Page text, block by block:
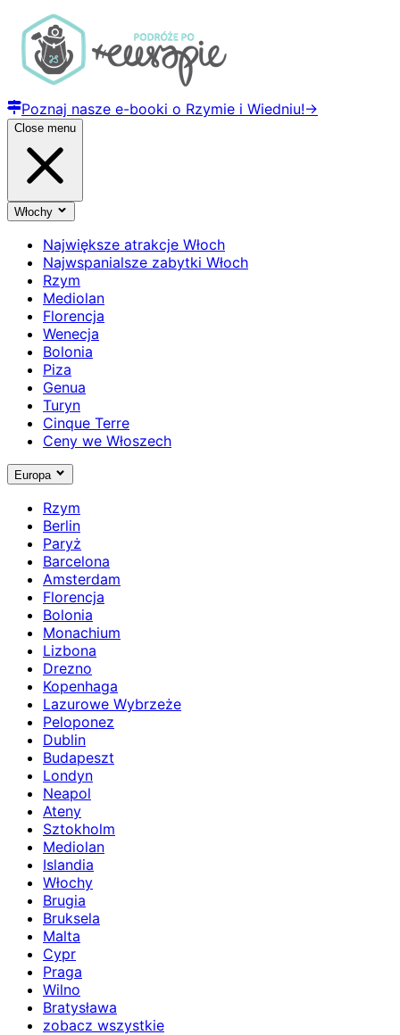
Poznaj nasze e-booki o Rzymie i Wiedniu!→
Close menu
Włochy
Największe atrakcje Włoch
Najwspanialsze zabytki Włoch
Rzym
Mediolan
Florencja
Wenecja
Bolonia
Piza
Genua
Turyn
Cinque Terre
Ceny we Włoszech
Europa
Rzym
Berlin
Paryż
Barcelona
Amsterdam
Florencja
Bolonia
Monachium
Lizbona
Drezno
Kopenhaga
Lazurowe Wybrzeże
Peloponez
Dublin
Budapeszt
Londyn
Neapol
Ateny
Sztokholm
Mediolan
Islandia
Włochy
Brugia
Bruksela
Malta
Cypr
Praga
Wilno
Bratysława
zobacz wszystkie